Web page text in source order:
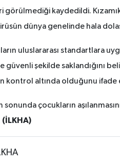
görülmediği kaydedildi.
dünya genelinde hala
uluslararası standartlara
güvenli şekilde saklandığını
kontrol altında olduğunu ifade
sonunda çocukların
(İLKHA)